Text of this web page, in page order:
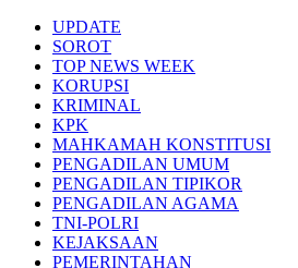
Skip
content
UPDATE
SOROT
TOP NEWS WEEK
KORUPSI
KRIMINAL
KPK
MAHKAMAH KONSTITUSI
PENGADILAN UMUM
PENGADILAN TIPIKOR
PENGADILAN AGAMA
TNI-POLRI
KEJAKSAAN
PEMERINTAHAN